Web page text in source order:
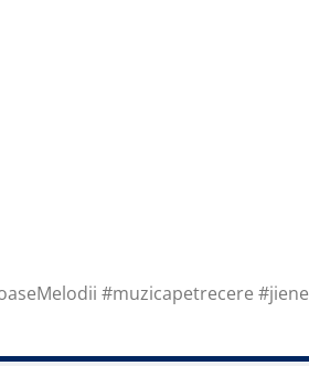
#muzicapetrecere #jiene